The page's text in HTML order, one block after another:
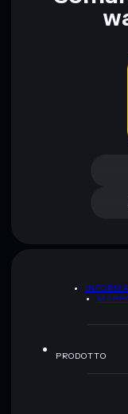
Disclaimer: Queste
Informati sempre
PRODOTTO